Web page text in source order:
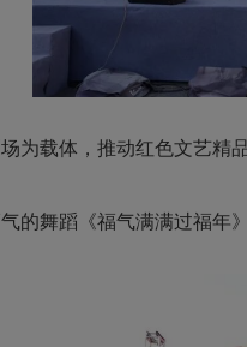
为载体，推动红色文艺精
的舞蹈《福气满满过福年